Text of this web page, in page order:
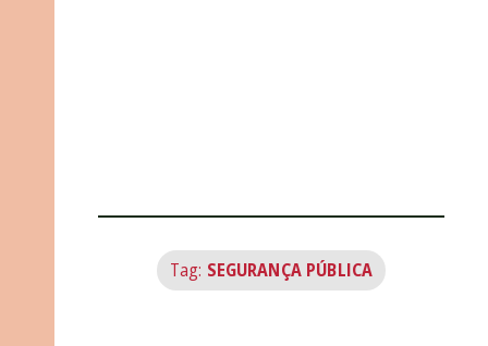
Tag: SEGURANÇA PÚBLICA